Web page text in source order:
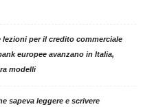
per il credito commerciale
europee avanzano in Italia,
modelli
sapeva leggere e scrivere